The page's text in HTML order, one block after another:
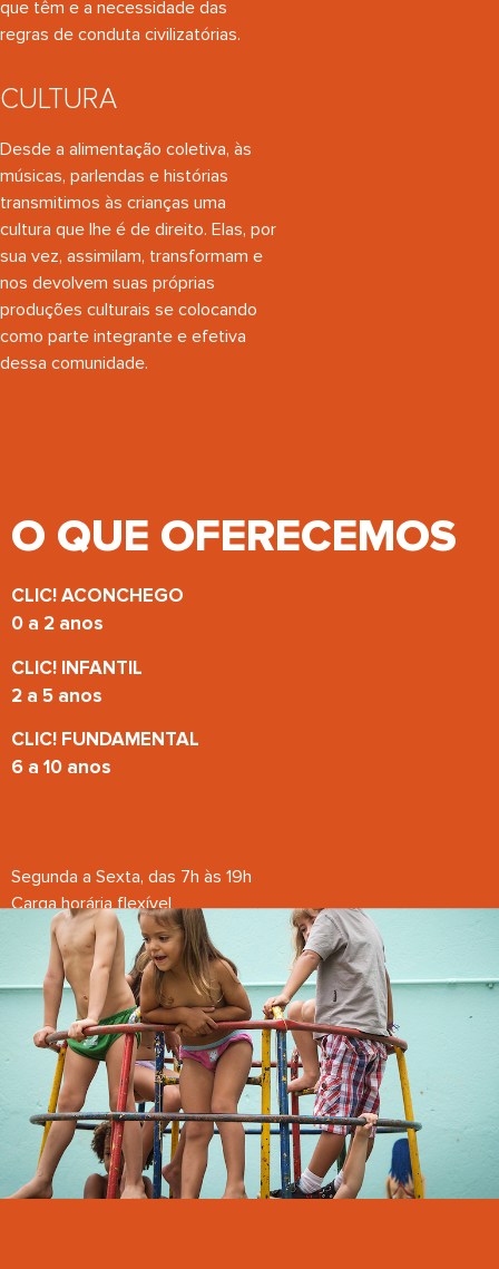
que têm e a necessidade das
regras de conduta civilizatórias.
CULTURA
Desde a alimentação coletiva, às
músicas, parlendas e histórias
transmitimos às crianças uma
cultura que lhe é de direito. Elas, por
sua vez, assimilam, transformam e
nos devolvem suas próprias
produções culturais se colocando
como parte integrante e efetiva
dessa comunidade.
O QUE OFERECEMOS
CLIC! ACONCHEGO
0 a 2 anos
CLIC! INFANTIL
2 a 5 anos
CLIC! FUNDAMENTAL
6 a 10 anos
Segunda a Sexta, das 7h às 19h
Carga horária flexível
QUERO SABER MAIS!